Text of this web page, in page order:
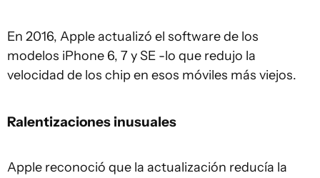
En 2016, Apple actualizó el software de los
modelos iPhone 6, 7 y SE -lo que redujo la
velocidad de los chip en esos móviles más viejos.
Ralentizaciones inusuales
Apple reconoció que la actualización reducía la